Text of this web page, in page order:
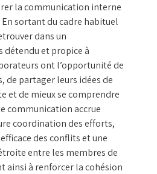
la communication interne
En sortant du cadre habituel
dans un
et propice à
ont l’opportunité de
de partager leurs idées de
et de mieux se comprendre
communication accrue
coordination des efforts,
des conflits et une
entre les membres de
ainsi à renforcer la cohésion